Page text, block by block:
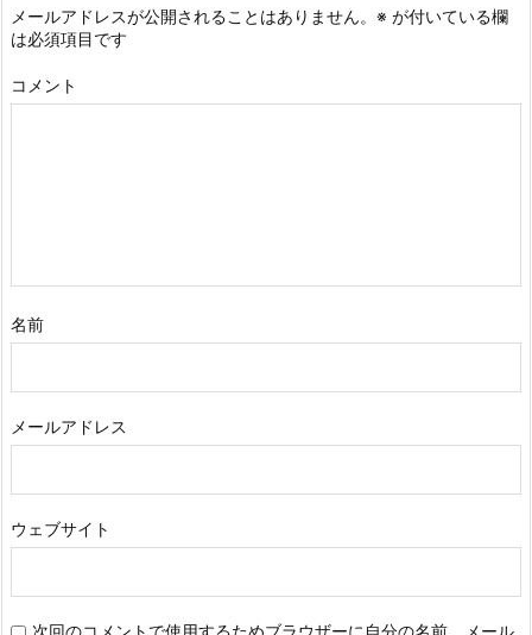
メールアドレスが公開されることはありません。 ※ が付いている欄
は必須項目です
コメント
名前
メールアドレス
ウェブサイト